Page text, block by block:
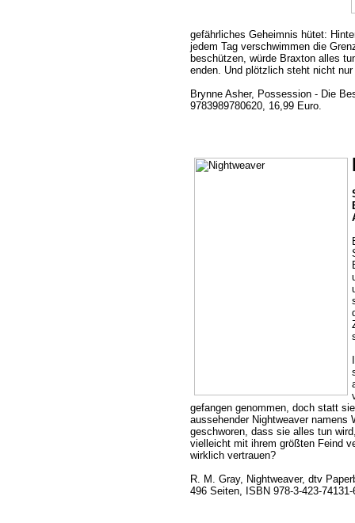
gefährliches Geheimnis hütet:
jedem Tag verschwimmen die
beschützen, würde Braxton alles
enden. Und plötzlich steht nicht
Brynne Asher, Possession - Die
9783989780620, 16,99 Euro.
gefangen genommen, doch statt
aussehender Nightweaver namens
geschworen, dass sie alles tun
vielleicht mit ihrem größten Feind
wirklich vertrauen?
R. M. Gray, Nightweaver, dtv
496 Seiten, ISBN 978-3-423-